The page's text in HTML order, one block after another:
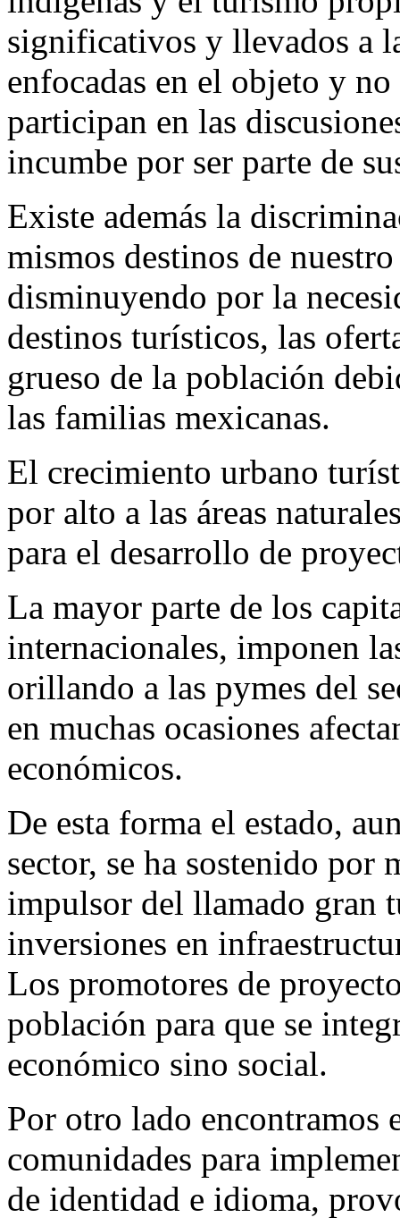
significativos y llevados a
enfocadas en el objeto y
participan en las
incumbe por ser parte de
Existe además la
mismos destinos de
disminuyendo por la
destinos turísticos, las
grueso de la población
las familias mexicanas.
El crecimiento urbano
por alto a las áreas
para el desarrollo de
La mayor parte de los
internacionales, imponen
orillando a las pymes del
en muchas ocasiones
económicos.
De esta forma el estado,
sector, se ha sostenido por
impulsor del llamado gran
inversiones en
Los promotores de
población para que se
económico sino social.
Por otro lado encontramos
comunidades para
de identidad e idioma,